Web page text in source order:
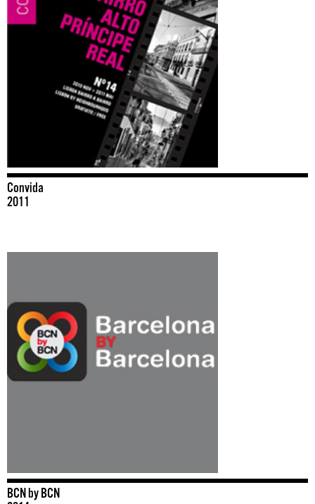
Convida
2011
BCN by BCN